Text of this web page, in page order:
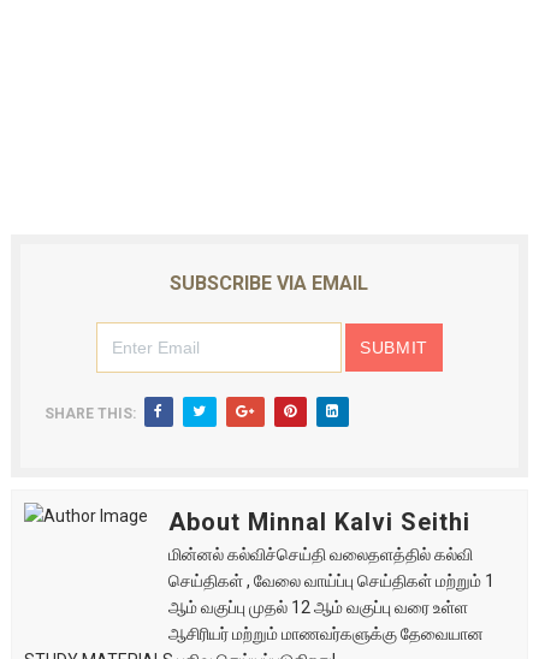
SUBSCRIBE VIA EMAIL
SHARE THIS:
About Minnal Kalvi Seithi
மின்னல் கல்விச்செய்தி வலைதளத்தில் கல்வி
செய்திகள் , வேலை வாய்ப்பு செய்திகள் மற்றும் 1
ஆம் வகுப்பு முதல் 12 ஆம் வகுப்பு வரை உள்ள
ஆசிரியர் மற்றும் மாணவர்களுக்கு தேவையான